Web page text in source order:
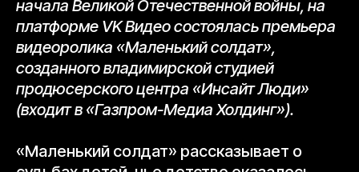
начала Великой Отечественной войны, на
платформе VK Видео состоялась премьера
видеоролика «Маленький солдат»,
созданного владимирской студией
продюсерского центра «Инсайт Люди»
(входит в «Газпром-Медиа Холдинг»).
«Маленький солдат» рассказывает о